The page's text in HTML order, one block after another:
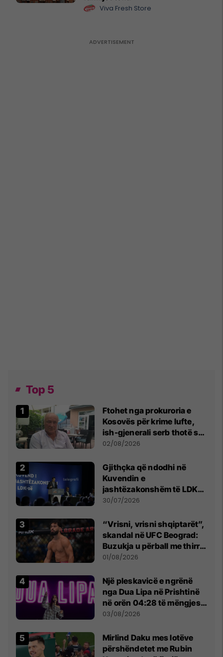
Viva Fresh Store
Top 5
Ftohet nga prokuroria e
Kosovës për krime lufte,
ish-gjenerali serb thotë se
dikush e tradhtoi në
02/08/2026
Gjithçka që ndodhi në
Kuvendin e
jashtëzakonshëm të LDK-
së
30/07/2026
“Vrisni, vrisni shqiptarët”,
skandal në UFC Beograd:
Buzukja u përball me thirrje
anti-shqiptare nga
01/08/2026
Një pleskavicë e ngrënë
nga Dua Lipa në Prishtinë
në orën 04:28 të mëngjesit
- dhe bota digjitale serbe
03/08/2026
Mirlind Daku mes lotëve
përshëndetet me Rubin